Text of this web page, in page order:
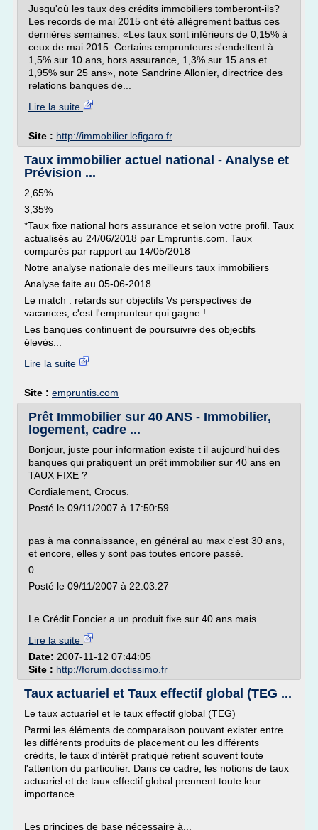
Jusqu'où les taux des crédits immobiliers tomberont-ils?
Les records de mai 2015 ont été allègrement battus ces
dernières semaines. «Les taux sont inférieurs de 0,15% à
ceux de mai 2015. Certains emprunteurs s'endettent à
1,5% sur 10 ans, hors assurance, 1,3% sur 15 ans et
1,95% sur 25 ans», note Sandrine Allonier, directrice des
relations banques de...
Lire la suite
Site : http://immobilier.lefigaro.fr
Taux immobilier actuel national - Analyse et
Prévision ...
2,65%
3,35%
*Taux fixe national hors assurance et selon votre profil. Taux
actualisés au 24/06/2018 par Empruntis.com. Taux
comparés par rapport au 14/05/2018
Notre analyse nationale des meilleurs taux immobiliers
Analyse faite au 05-06-2018
Le match : retards sur objectifs Vs perspectives de
vacances, c'est l'emprunteur qui gagne !
Les banques continuent de poursuivre des objectifs
élevés...
Lire la suite
Site : empruntis.com
Prêt Immobilier sur 40 ANS - Immobilier,
logement, cadre ...
Bonjour, juste pour information existe t il aujourd'hui des
banques qui pratiquent un prêt immobilier sur 40 ans en
TAUX FIXE ?
Cordialement, Crocus.
Posté le 09/11/2007 à 17:50:59
pas à ma connaissance, en général au max c'est 30 ans,
et encore, elles y sont pas toutes encore passé.
0
Posté le 09/11/2007 à 22:03:27
Le Crédit Foncier a un produit fixe sur 40 ans mais...
Lire la suite
Date: 2007-11-12 07:44:05
Site : http://forum.doctissimo.fr
Taux actuariel et Taux effectif global (TEG ...
Le taux actuariel et le taux effectif global (TEG)
Parmi les éléments de comparaison pouvant exister entre
les différents produits de placement ou les différents
crédits, le taux d'intérêt pratiqué retient souvent toute
l'attention du particulier. Dans ce cadre, les notions de taux
actuariel et de taux effectif global prennent toute leur
importance.
Les principes de base nécessaire à...